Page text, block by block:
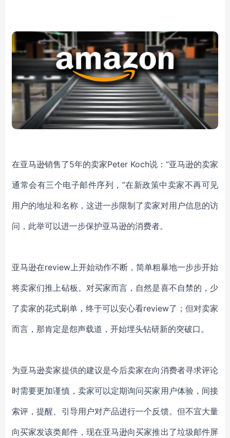
在亚马逊销售了5年的卖家Peter Koch说：“亚马逊的卖家
通常会有三个电子邮件序列，”在新政策中卖家不再可见
用户的地址和名称，这进一步限制了卖家对用户信息的访
问，此举可以进一步保护亚马逊的消费者。
亚马逊在review上开始动作不断，简单粗暴地一步步开始
将卖家们推上砧板。对买家而言，自然是喜不自禁的，少
了卖家的花式刷单，终于可以安心看review了；但对卖家
而言，那肯定是怨声载道，开始埋头钻研新的突破口。
为亚马逊卖家提供的建议是今后卖家在向消费者寻求评论
时需要更加谨慎，卖家可以定期询问买家用户体验，间接
索评，提醒、引导用户对产品进行一个反馈。但不宜大量
向买家发该类邮件，现在亚马逊向买家推出了垃圾邮件屏